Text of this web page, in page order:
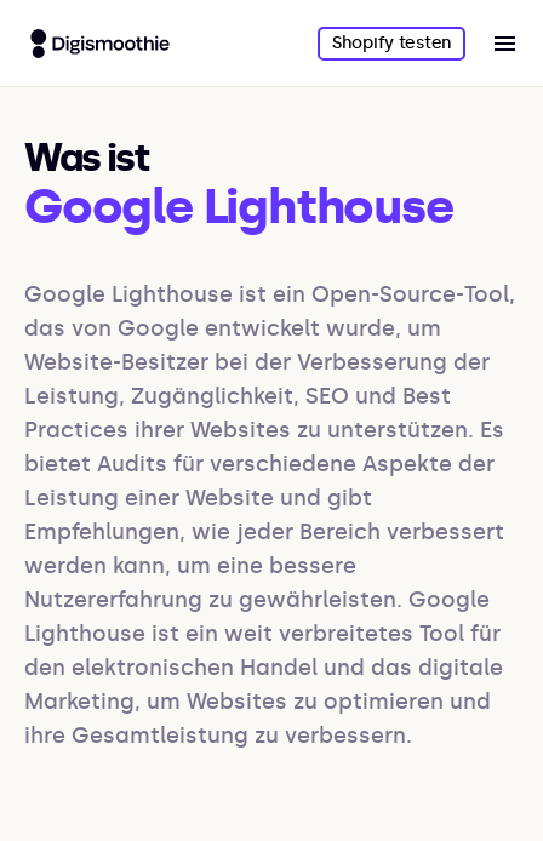
Shopify testen
Was ist
Google Lighthouse
Google Lighthouse ist ein Open-Source-Tool,
das von Google entwickelt wurde, um
Website-Besitzer bei der Verbesserung der
Leistung, Zugänglichkeit, SEO und Best
Practices ihrer Websites zu unterstützen. Es
bietet Audits für verschiedene Aspekte der
Leistung einer Website und gibt
Empfehlungen, wie jeder Bereich verbessert
werden kann, um eine bessere
Nutzererfahrung zu gewährleisten. Google
Lighthouse ist ein weit verbreitetes Tool für
den elektronischen Handel und das digitale
Marketing, um Websites zu optimieren und
ihre Gesamtleistung zu verbessern.